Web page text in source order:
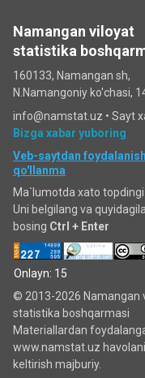
Namangan viloyat
statistika
160133, Namangan sh,
N.Namangoniy ko'chasi,
info@namstat.uz • Sayt
Bizga xabar yuboring
Veb-saytdan
qo'llanma
Ma`lumotda xato
Uni belgilang va
bosing Ctrl + Enter
Onlayn: 15
© 2013-2026 Namangan
statistika boshqarmasi
Materiallardan
www.namstat.uz havolani
keltirish majburiy.